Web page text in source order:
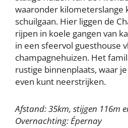
waaronder kilometerslange
schuilgaan. Hier liggen de
rijpen in koele gangen van
in een sfeervol guesthouse
champagnehuizen. Het
rustige binnenplaats, waar
even kunt neerstrijken.
Afstand: 35km, stijgen 116m
Overnachting: Épernay